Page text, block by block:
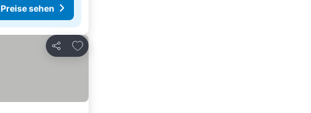
Preise sehen
Teilen
Zu Favoriten hinzufügen